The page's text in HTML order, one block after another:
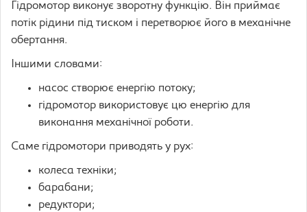
Гідромотор виконує зворотну функцію. Він приймає
потік рідини під тиском і перетворює його в механічне
обертання.
Іншими словами:
насос створює енергію потоку;
гідромотор використовує цю енергію для
виконання механічної роботи.
Саме гідромотори приводять у рух:
колеса техніки;
барабани;
редуктори;